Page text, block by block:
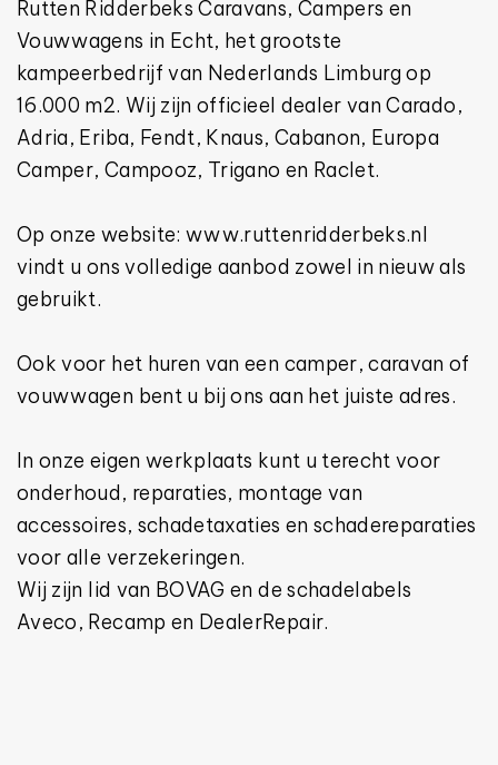
Rutten Ridderbeks Caravans, Campers en
Vouwwagens in Echt, het grootste
kampeerbedrijf van Nederlands Limburg op
16.000 m2. Wij zijn officieel dealer van Carado,
Adria, Eriba, Fendt, Knaus, Cabanon, Europa
Camper, Campooz, Trigano en Raclet.
Op onze website: www.ruttenridderbeks.nl
vindt u ons volledige aanbod zowel in nieuw als
gebruikt.
Ook voor het huren van een camper, caravan of
vouwwagen bent u bij ons aan het juiste adres.
In onze eigen werkplaats kunt u terecht voor
onderhoud, reparaties, montage van
accessoires, schadetaxaties en schadereparaties
voor alle verzekeringen.
Wij zijn lid van BOVAG en de schadelabels
Aveco, Recamp en DealerRepair.